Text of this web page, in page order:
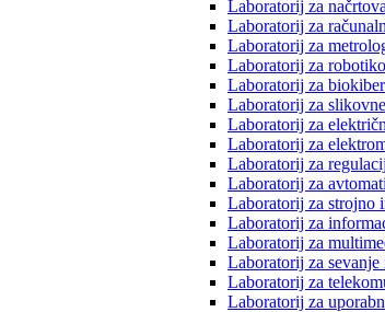
Laboratorij za
Laboratorij za
Laboratorij za
Laboratorij za robotiko
Laboratorij za
Laboratorij za
Laboratorij za
Laboratorij za
Laboratorij za
Laboratorij za
Laboratorij za strojno
Laboratorij za
Laboratorij za
Laboratorij za
Laboratorij za
Laboratorij za